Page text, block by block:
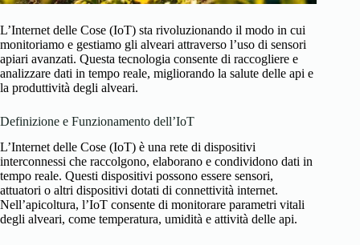
L’Internet delle Cose (IoT) sta rivoluzionando il modo in cui
monitoriamo e gestiamo gli alveari attraverso l’uso di sensori
apiari avanzati. Questa tecnologia consente di raccogliere e
analizzare dati in tempo reale, migliorando la salute delle api e
la produttività degli alveari.
Definizione e Funzionamento dell’IoT
L’Internet delle Cose (IoT) è una rete di dispositivi
interconnessi che raccolgono, elaborano e condividono dati in
tempo reale. Questi dispositivi possono essere sensori,
attuatori o altri dispositivi dotati di connettività internet.
Nell’apicoltura, l’IoT consente di monitorare parametri vitali
degli alveari, come temperatura, umidità e attività delle api.